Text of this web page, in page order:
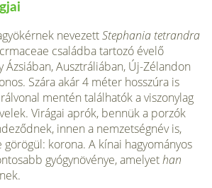
nevezettStephania tetrandra
családba tartozó évelő
Ázsiában, Ausztráliában, Új-Zélandon
Szára akár 4 méter hosszúra is
mentén találhatók a viszonylag
Virágai aprók, bennük a porzók
innen a nemzetségnév is,
korona. A kínai hagyományos
gyógynövénye, amelyethan